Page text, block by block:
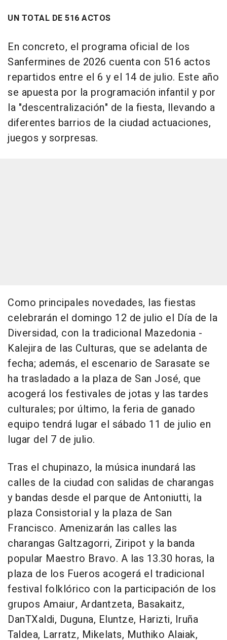
UN TOTAL DE 516 ACTOS
En concreto, el programa oficial de los
Sanfermines de 2026 cuenta con 516 actos
repartidos entre el 6 y el 14 de julio. Este año
se apuesta por la programación infantil y por
la "descentralización" de la fiesta, llevando a
diferentes barrios de la ciudad actuaciones,
juegos y sorpresas.
Como principales novedades, las fiestas
celebrarán el domingo 12 de julio el Día de la
Diversidad, con la tradicional Mazedonia -
Kalejira de las Culturas, que se adelanta de
fecha; además, el escenario de Sarasate se
ha trasladado a la plaza de San José, que
acogerá los festivales de jotas y las tardes
culturales; por último, la feria de ganado
equipo tendrá lugar el sábado 11 de julio en
lugar del 7 de julio.
Tras el chupinazo, la música inundará las
calles de la ciudad con salidas de charangas
y bandas desde el parque de Antoniutti, la
plaza Consistorial y la plaza de San
Francisco. Amenizarán las calles las
charangas Galtzagorri, Ziripot y la banda
popular Maestro Bravo. A las 13.30 horas, la
plaza de los Fueros acogerá el tradicional
festival folklórico con la participación de los
grupos Amaiur, Ardantzeta, Basakaitz,
DanTXaldi, Duguna, Eluntze, Harizti, Iruña
Taldea, Larratz, Mikelats, Muthiko Alaiak,